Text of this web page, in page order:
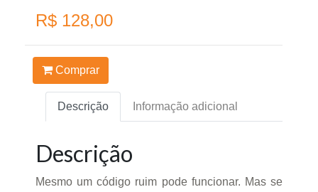
R$ 128,00
Comprar
Descrição Informação adicional
Descrição
Mesmo um código ruim pode funcionar. Mas se